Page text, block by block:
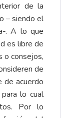
de la
– siendo el
. A lo que
es libre de
o consejos,
de
de acuerdo
lo cual
Por lo